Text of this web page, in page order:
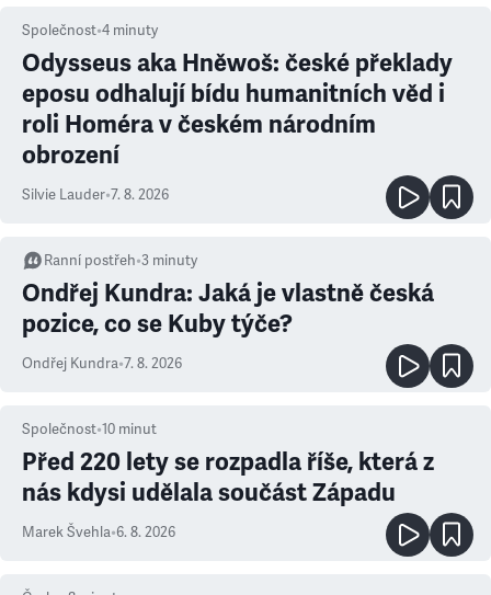
Společnost•4 minuty
Odysseus aka Hněwoš: české překlady
eposu odhalují bídu humanitních věd i
roli Homéra v českém národním
obrození
Silvie Lauder•7. 8. 2026
Ranní postřeh•3 minuty
Ondřej Kundra: Jaká je vlastně česká
pozice, co se Kuby týče?
Ondřej Kundra•7. 8. 2026
Společnost•10 minut
Před 220 lety se rozpadla říše, která z
nás kdysi udělala součást Západu
Marek Švehla•6. 8. 2026